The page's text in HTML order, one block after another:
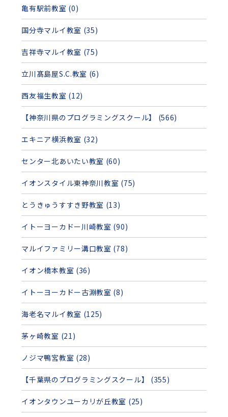
亀有駅前教室 (0)
国分寺マルイ教室 (35)
吉祥寺マルイ教室 (75)
立川髙島屋S.C.教室 (6)
西友福生教室 (12)
【神奈川県のプログラミングスクール】 (566)
エキニア横浜教室 (32)
センター北あいたい教室 (60)
イオンスタイル東神奈川教室 (75)
とうきゅうすすき野教室 (13)
イトーヨーカドー川崎教室 (90)
マルイファミリー溝口教室 (78)
イオン橋本教室 (36)
イトーヨーカドー古淵教室 (8)
海老名マルイ教室 (125)
茅ヶ崎教室 (21)
ノジマ鴨宮教室 (28)
【千葉県のプログラミングスクール】 (355)
イオンタウンユーカリが丘教室 (25)